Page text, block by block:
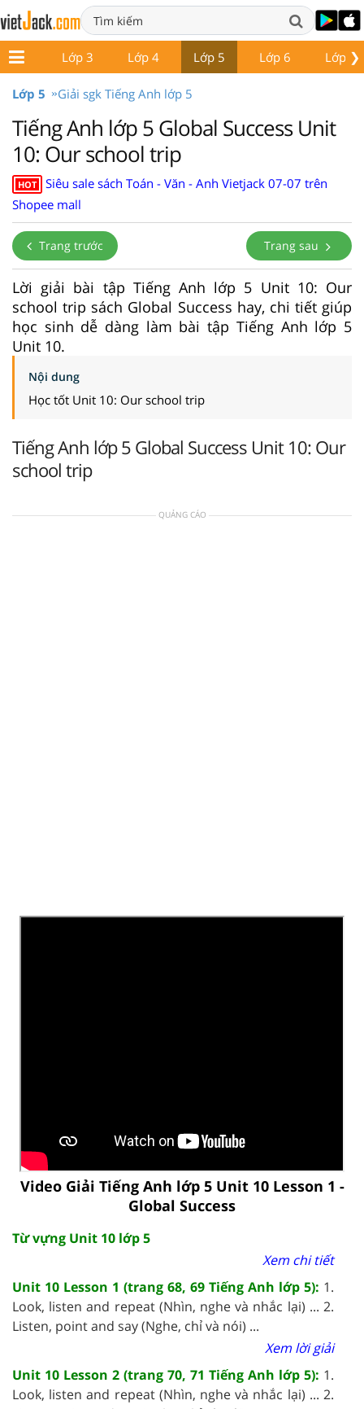
❯
2 Lớp 3 Lớp 4 Lớp 5 Lớp 6 Lớp 7
Lớp 5 Giải sgk Tiếng Anh lớp 5
Tiếng Anh lớp 5 Global Success Unit
10: Our school trip
HOT
Siêu sale sách Toán - Văn - Anh Vietjack 07-07 trên
Shopee mall
Trang trước Trang sau
Lời giải bài tập Tiếng Anh lớp 5 Unit 10: Our
school trip sách Global Success hay, chi tiết giúp
học sinh dễ dàng làm bài tập Tiếng Anh lớp 5
Unit 10.
Nội dung
Học tốt Unit 10: Our school trip
Tiếng Anh lớp 5 Global Success Unit 10: Our
school trip
QUẢNG CÁO
Video Giải Tiếng Anh lớp 5 Unit 10 Lesson 1 -
Global Success
Từ vựng Unit 10 lớp 5
Xem chi tiết
Unit 10 Lesson 1 (trang 68, 69 Tiếng Anh lớp 5): 1.
Look, listen and repeat (Nhìn, nghe và nhắc lại) ... 2.
Listen, point and say (Nghe, chỉ và nói) ...
Xem lời giải
Unit 10 Lesson 2 (trang 70, 71 Tiếng Anh lớp 5): 1.
Look, listen and repeat (Nhìn, nghe và nhắc lại) ... 2.